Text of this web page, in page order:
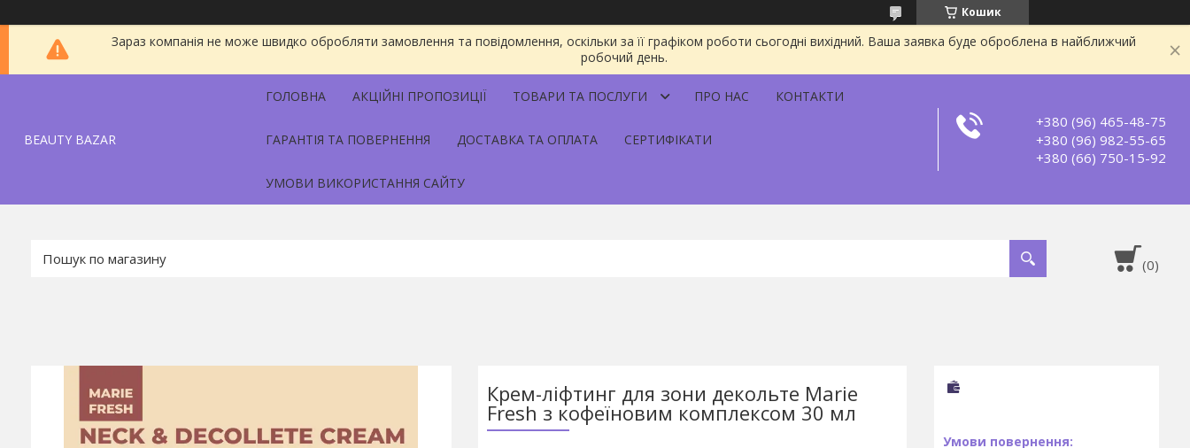
Кошик
Зараз компанія не може швидко обробляти замовлення та повідомлення, оскільки за її графіком роботи сьогодні вихідний. Ваша заявка буде оброблена в найближчий
робочий день.
BEAUTY BAZAR
ГОЛОВНА АКЦІЙНІ ПРОПОЗИЦІЇ ТОВАРИ ТА ПОСЛУГИ ПРО НАС КОНТАКТИ
ГАРАНТІЯ ТА ПОВЕРНЕННЯ ДОСТАВКА ТА ОПЛАТА СЕРТИФІКАТИ
УМОВИ ВИКОРИСТАННЯ САЙТУ
+380 (96) 465-48-75
+380 (96) 982-55-65
+380 (66) 750-15-92
Крем-ліфтинг для зони декольте Marie
Fresh з кофеїновим комплексом 30 мл